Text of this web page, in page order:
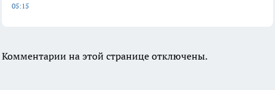
05:15
Комментарии на этой странице отключены.